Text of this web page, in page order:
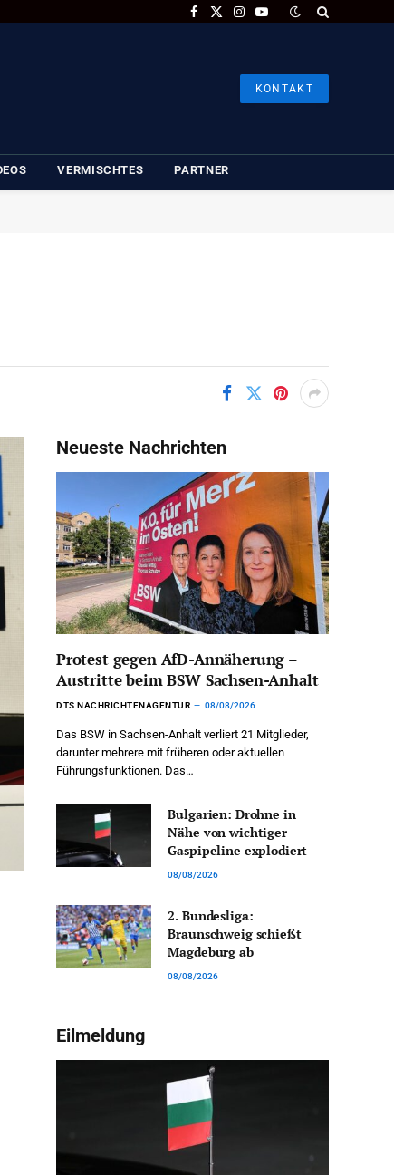
Facebook
X
Instagram
YouTube
KONTAKT
VERMISCHTES PARTNER
Neueste Nachrichten
Protest gegen AfD-Annäherung –
Austritte beim BSW Sachsen-Anhalt
DTS NACHRICHTENAGENTUR 08/08/2026
Das BSW in Sachsen-Anhalt verliert 21 Mitglieder,
darunter mehrere mit früheren oder aktuellen
Führungsfunktionen. Das…
Bulgarien: Drohne in
Nähe von wichtiger
Gaspipeline explodiert
08/08/2026
2. Bundesliga:
Braunschweig schießt
Magdeburg ab
08/08/2026
Eilmeldung